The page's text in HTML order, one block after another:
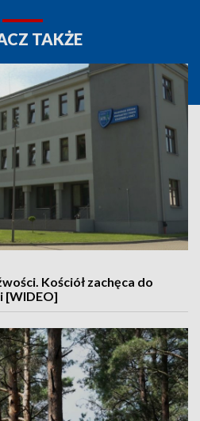
TAKŻE
Kościół zachęca do
[WIDEO]